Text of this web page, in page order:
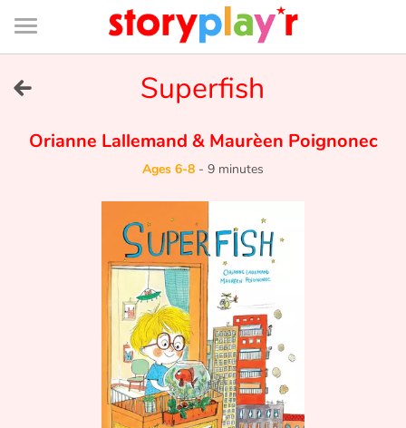
Connexion
Bibliothèque
de
page
Tales and classics in french
Fable, myth, literature and poetry
Superfish
Orianne Lallemand &Maurèen Poignonec
Ages 6-8 - 9 minutes